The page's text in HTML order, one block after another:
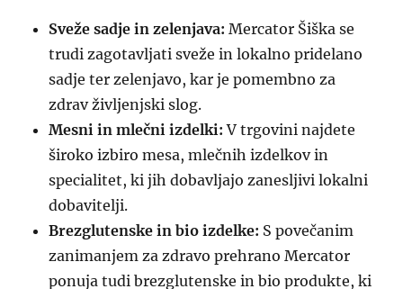
Sveže sadje in zelenjava: Mercator Šiška se
trudi zagotavljati sveže in lokalno pridelano
sadje ter zelenjavo, kar je pomembno za
zdrav življenjski slog.
Mesni in mlečni izdelki: V trgovini najdete
široko izbiro mesa, mlečnih izdelkov in
specialitet, ki jih dobavljajo zanesljivi lokalni
dobavitelji.
Brezglutenske in bio izdelke: S povečanim
zanimanjem za zdravo prehrano Mercator
ponuja tudi brezglutenske in bio produkte, ki